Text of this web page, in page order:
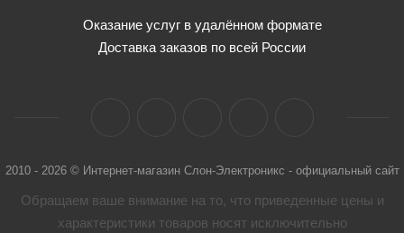
Оказание услуг в удалённом формате
Доставка заказов по всей России
2010 - 2026 © Интернет-магазин Слон-Электроникс - официальный сайт
Обращаем ваше внимание на то, что приведенные цены и
характеристики товaров носят исключительно